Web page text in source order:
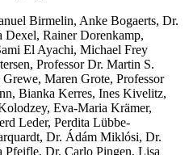
Birmelin, Anke Bogaerts, Dr.
Rainer Dorenkamp,
El Ayachi, Michael Frey
Professor Dr. Martin S.
Maren Grote, Professor
Bianka Kerres, Ines Kivelitz,
Eva-Maria Krämer,
Leder, Perdita Lübbe-
Dr. Ádám Miklósi, Dr.
Pfeifle, Dr. Carlo Pingen, Lisa